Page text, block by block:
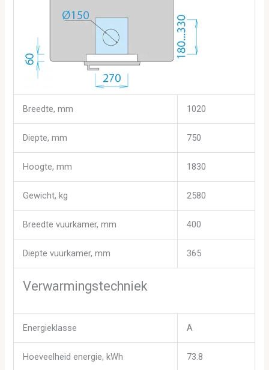
Breedte, mm 1020
Diepte, mm 750
Hoogte, mm 1830
Gewicht, kg 2580
Breedte vuurkamer, mm 400
Diepte vuurkamer, mm 365
Verwarmingstechniek
Energieklasse A
Hoeveelheid energie, kWh 73.8